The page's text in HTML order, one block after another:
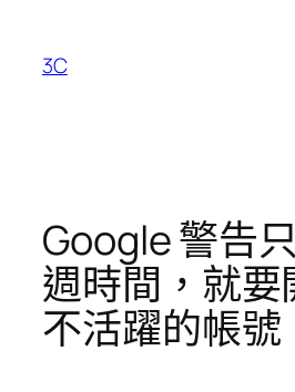
3C
Google 警告
週時間，就要
不活躍的帳號